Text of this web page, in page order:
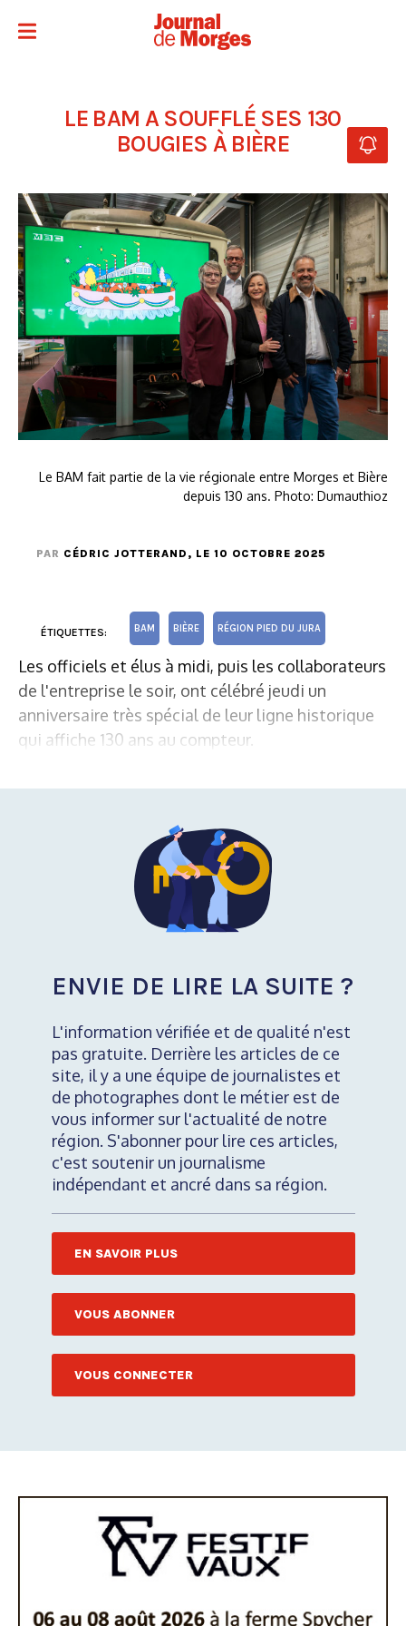
LE BAM A SOUFFLÉ SES 130
BOUGIES À BIÈRE
Le BAM fait partie de la vie régionale entre Morges et Bière
depuis 130 ans. Photo: Dumauthioz
PAR CÉDRIC JOTTERAND , LE 10 OCTOBRE 2025
ÉTIQUETTES: BAM BIÈRE RÉGION PIED DU JURA
Les officiels et élus à midi, puis les collaborateurs
de l'entreprise le soir, ont célébré jeudi un
anniversaire très spécial de leur ligne historique
qui affiche 130 ans au compteur.
ENVIE DE LIRE LA SUITE ?
L'information vérifiée et de qualité n'est
pas gratuite. Derrière les articles de ce
site, il y a une équipe de journalistes et
de photographes dont le métier est de
vous informer sur l'actualité de notre
région. S'abonner pour lire ces articles,
c'est soutenir un journalisme
indépendant et ancré dans sa région.
EN SAVOIR PLUS
VOUS ABONNER
VOUS CONNECTER